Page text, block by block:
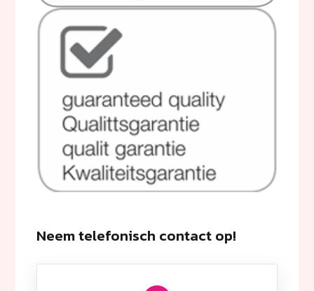
Neem telefonisch contact op!